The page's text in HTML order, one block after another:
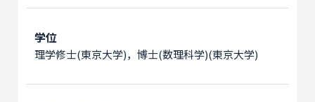
学位
理学修士(東京大学)， 博士(数理科学)(東京大学)